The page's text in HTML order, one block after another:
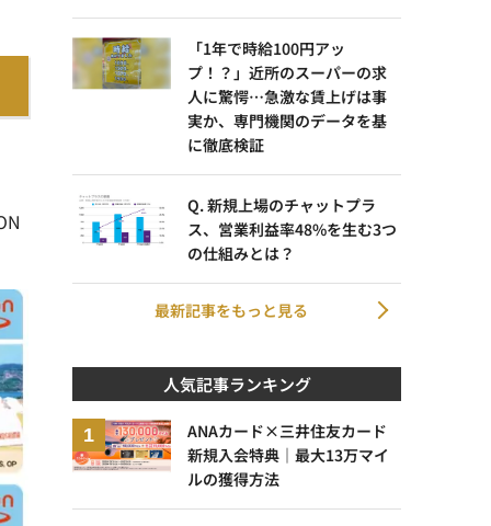
「1年で時給100円アッ
プ！？」近所のスーパーの求
人に驚愕…急激な賃上げは事
実か、専門機関のデータを基
に徹底検証
Q. 新規上場のチャットプラ
ス、営業利益率48%を生む3つ
の仕組みとは？
最新記事をもっと見る
人気記事ランキング
ANAカード×三井住友カード
新規入会特典｜最大13万マイ
ルの獲得方法